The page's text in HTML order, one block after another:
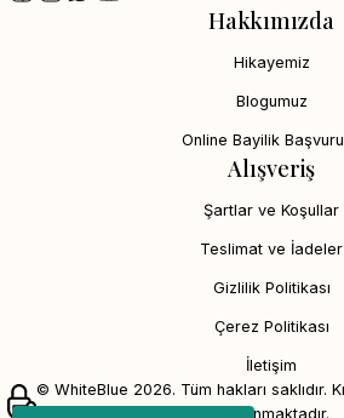
Hakkımızda
Hikayemiz
Blogumuz
Online Bayilik
Alışveriş
Şartlar ve Koşullar
Teslimat ve İadeler
Gizlilik Politikası
Çerez Politikası
İletişim
© WhiteBlue 2026. Tüm hakları saklıdır.
256bit SSL sertifikası ile korunmaktadır.